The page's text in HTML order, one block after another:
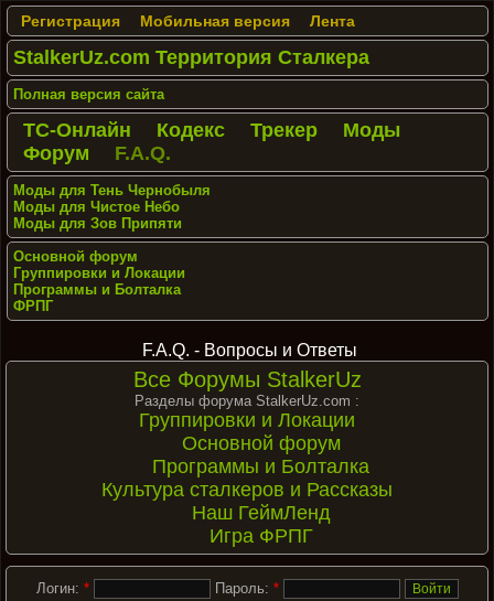
Регистрация Мобильная версия Лента
StalkerUz.com Территория Сталкера
Полная версия сайта
ТС-Онлайн Кодекс Трекер
Моды
Форум
F.A.Q.
Моды для Тень Чернобыля
Моды для Чистое Небо
Моды для Зов Припяти
Основной форум
Группировки и Локации
Программы и Болталка
ФРПГ
F.A.Q. - Вопросы и Ответы
Все Форумы StalkerUz
Разделы форума StalkerUz.com :
Группировки и Локации
Основной форум
Программы и Болталка
Культура сталкеров и Рассказы
Наш ГеймЛенд
Игра ФРПГ
Логин: * Пароль: *